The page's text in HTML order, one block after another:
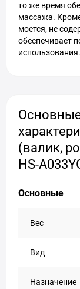
то же время
массажа.
моется, не
обеспечивает
использования.
(валик,
HS-
Основные
Вес
Вид
Назначение